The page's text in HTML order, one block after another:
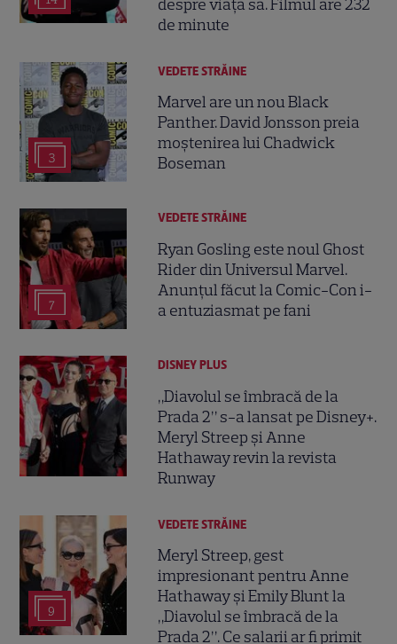
despre viața sa. Filmul are 232
de minute
3
VEDETE STRĂINE
Marvel are un nou Black
Panther. David Jonsson preia
moștenirea lui Chadwick
Boseman
7
VEDETE STRĂINE
Ryan Gosling este noul Ghost
Rider din Universul Marvel.
Anunțul făcut la Comic-Con i-
a entuziasmat pe fani
DISNEY PLUS
„Diavolul se îmbracă de la
Prada 2” s-a lansat pe Disney+.
Meryl Streep și Anne
Hathaway revin la revista
Runway
9
VEDETE STRĂINE
Meryl Streep, gest
impresionant pentru Anne
Hathaway și Emily Blunt la
„Diavolul se îmbracă de la
Prada 2”. Ce salarii ar fi primit